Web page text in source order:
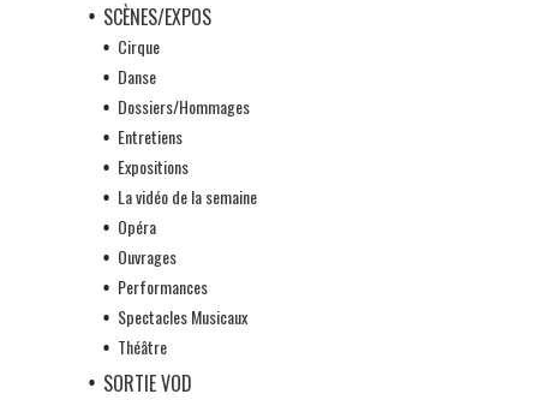
SCÈNES/EXPOS
Cirque
Danse
Dossiers/Hommages
Entretiens
Expositions
La vidéo de la semaine
Opéra
Ouvrages
Performances
Spectacles Musicaux
Théâtre
SORTIE VOD